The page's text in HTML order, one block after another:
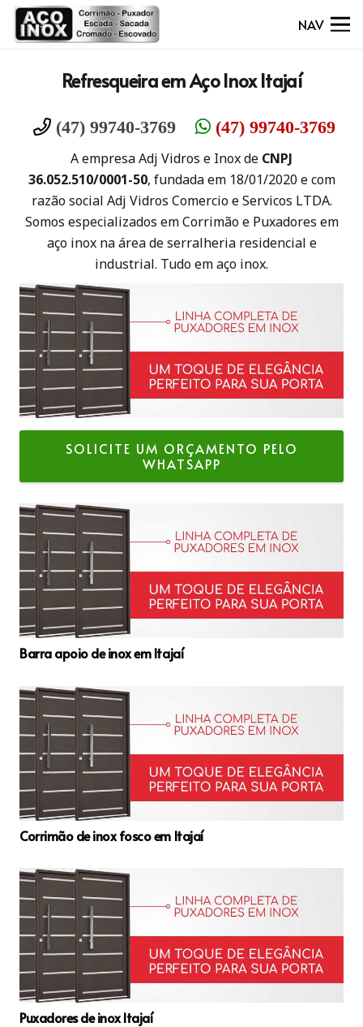
NAV
Refresqueira em Aço Inox Itajaí
(47) 99740-3769 (47) 99740-3769
A empresa Adj Vidros e Inox de CNPJ
36.052.510/0001-50, fundada em 18/01/2020 e com
razão social Adj Vidros Comercio e Servicos LTDA.
Somos especializados em Corrimão e Puxadores em
aço inox na área de serralheria residencial e
industrial. Tudo em aço inox.
SOLICITE UM ORÇAMENTO PELO
WHATSAPP
Barra apoio de inox em Itajaí
Corrimão de inox fosco em Itajaí
Puxadores de inox Itajaí